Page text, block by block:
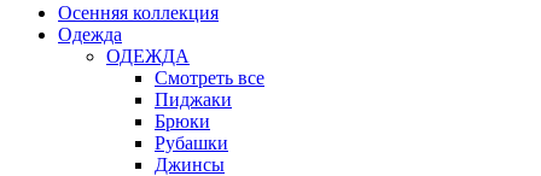
Осенняя коллекция
Одежда
ОДЕЖДА
Смотреть все
Пиджаки
Брюки
Рубашки
Джинсы